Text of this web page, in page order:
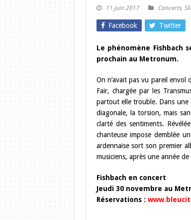
11 juin 2017 Concerts,
Facebook Twitter
Le phénomène Fishbach
prochain au Metronum.
On n’avait pas vu pareil
Fair, chargée par les
partout elle trouble. Dans une
diagonale, la torsion, mais
clarté des sentiments.
chanteuse impose demblée
ardennaise sort son premier
musiciens, après une année
Fishbach en concert
Jeudi 30 novembre au
Réservations :